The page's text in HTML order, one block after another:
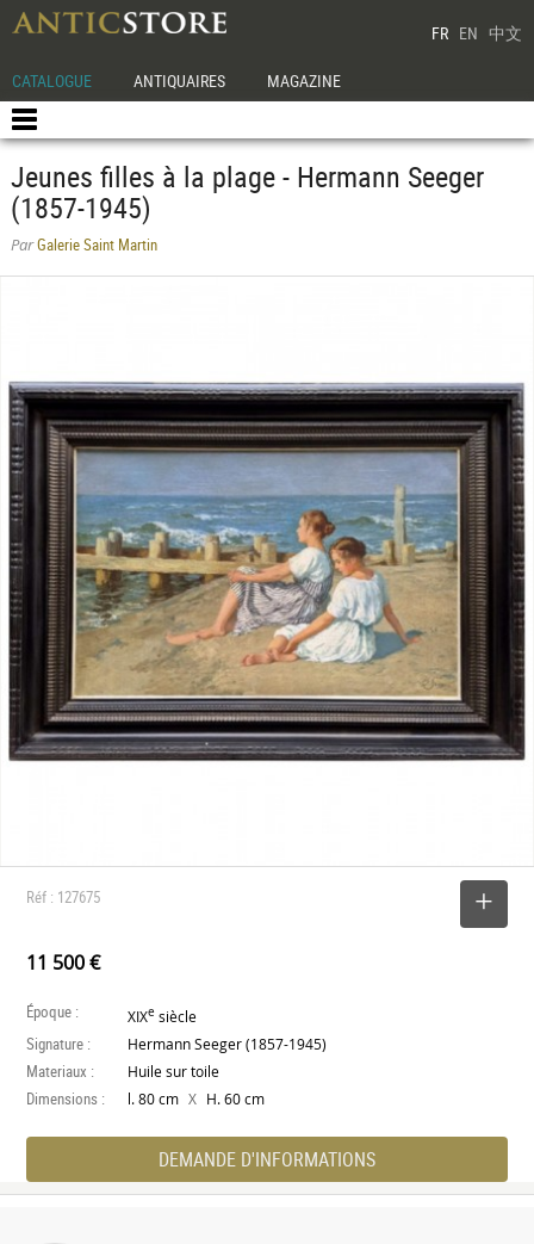
FR EN 中文
CATALOGUE ANTIQUAIRES MAGAZINE
Jeunes filles à la plage - Hermann Seeger
(1857-1945)
ParGalerie Saint Martin
Réf : 127675
11 500 €
Époque : XIXe siècle
Signature : Hermann Seeger (1857-1945)
Materiaux : Huile sur toile
Dimensions : l. 80 cm X H. 60 cm
DEMANDE D'INFORMATIONS